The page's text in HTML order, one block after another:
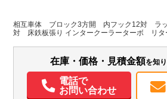
H:400
パワステ パワーウィンドウ ABS
電動格納ミラー
相互車体 ブロック3方開 内フック12対 ラ
対 床鉄板張り インタークーラーターボ リタ
在庫・価格・見積金額を知
電話で
お問い合わせ